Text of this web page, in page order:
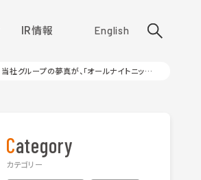
IR情報 English
当社グループの夢真が、「オールナイトニッポン」の企業コラボ企画に登場します！
Category
カテゴリー